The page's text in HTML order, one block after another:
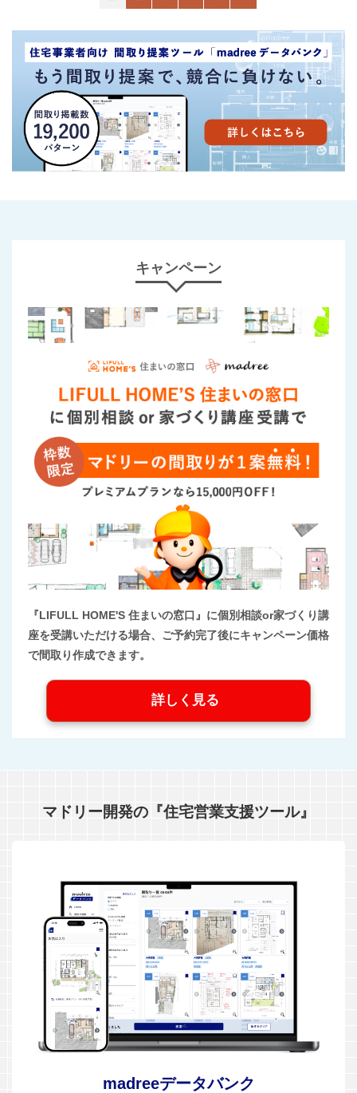
キャンペーン
『LIFULL HOME'S 住まいの窓口』に個別相談or家づくり講
座を受講いただける場合、ご予約完了後にキャンペーン価格
で間取り作成できます。
詳しく見る
マドリー開発の『住宅営業支援ツール』
madreeデータバンク